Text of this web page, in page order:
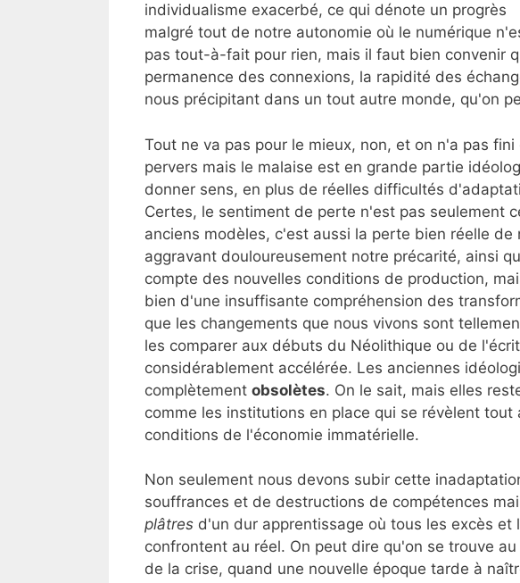
individualisme exacerbé, ce qui dénote un progrès
malgré tout de notre autonomie où le numérique
pas tout-à-fait pour rien, mais il faut bien convenir
permanence des connexions, la rapidité des
nous précipitant dans un tout autre monde, qu'on
Tout ne va pas pour le mieux, non, et on n'a pas
pervers mais le malaise est en grande partie
donner sens, en plus de réelles difficultés
Certes, le sentiment de perte n'est pas seulement
anciens modèles, c'est aussi la perte bien réelle de
aggravant douloureusement notre précarité, ainsi
compte des nouvelles conditions de production,
bien d'une insuffisante compréhension des
que les changements que nous vivons sont
les comparer aux débuts du Néolithique ou de
considérablement accélérée. Les anciennes
complètement obsolètes. On le sait, mais elles
comme les institutions en place qui se révèlent tout
conditions de l'économie immatérielle.
Non seulement nous devons subir cette
souffrances et de destructions de compétences
plâtres d'un dur apprentissage où tous les excès et
confrontent au réel. On peut dire qu'on se trouve
de la crise, quand une nouvelle époque tarde à